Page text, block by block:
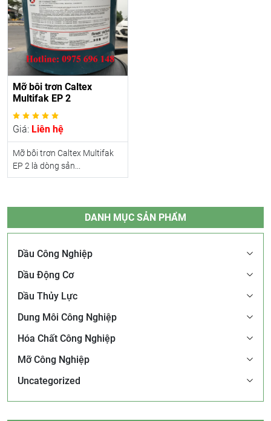
Mỡ bôi trơn Caltex
Multifak EP 2
Giá: Liên hệ
Mỡ bôi trơn Caltex Multifak
EP 2 là dòng sản...
DANH MỤC SẢN PHẨM
Dầu Công Nghiệp
Dầu Động Cơ
Dầu Thủy Lực
Dung Môi Công Nghiệp
Hóa Chất Công Nghiệp
Mỡ Công Nghiệp
Uncategorized